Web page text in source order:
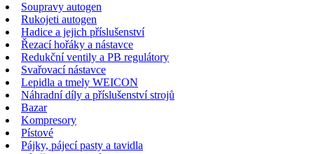
Soupravy autogen
Rukojeti autogen
Hadice a jejich příslušenství
Řezací hořáky a nástavce
Redukční ventily a PB regulátory
Svařovací nástavce
Lepidla a tmely WEICON
Náhradní díly a příslušenství strojů
Bazar
Kompresory
Pístové
Pájky, pájecí pasty a tavidla